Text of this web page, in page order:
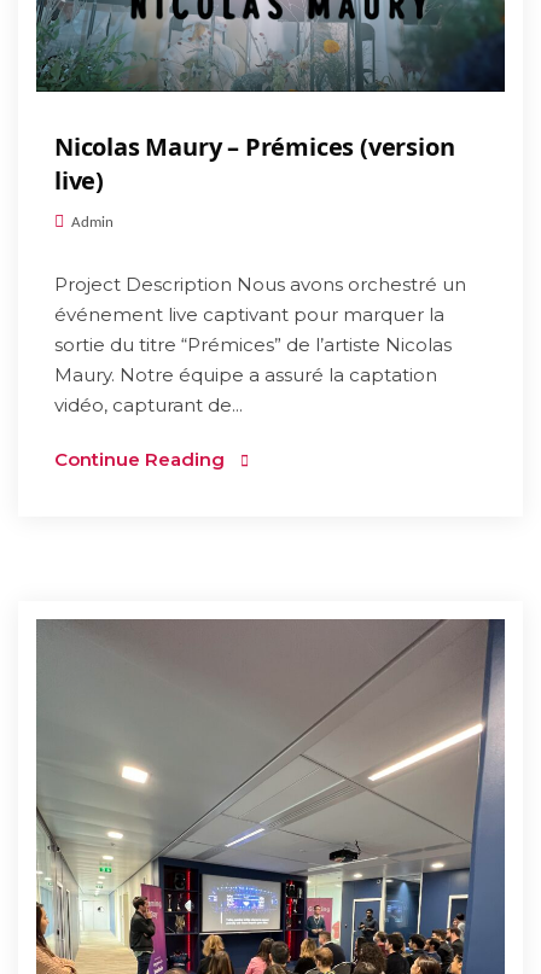
Nicolas Maury – Prémices (version
live)
Admin
Project Description Nous avons orchestré un
événement live captivant pour marquer la
sortie du titre “Prémices” de l’artiste Nicolas
Maury. Notre équipe a assuré la captation
vidéo, capturant de...
Continue Reading